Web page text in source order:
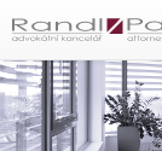
Čeština